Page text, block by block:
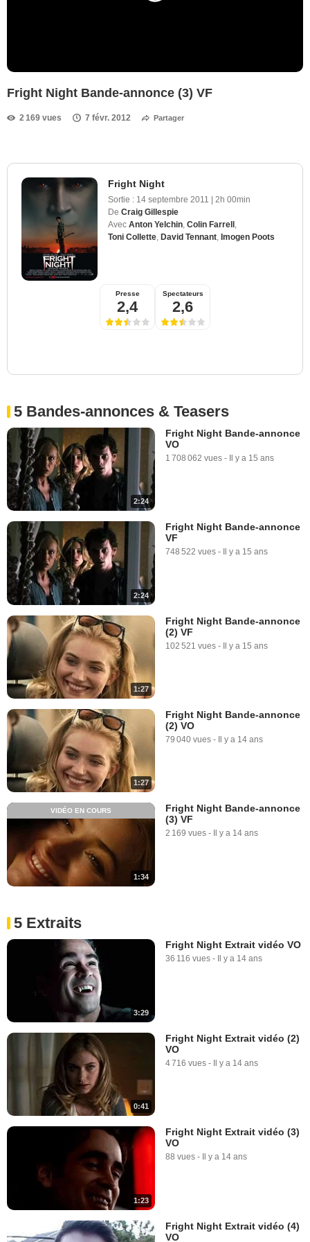
Fright Night Bande-annonce (3) VF
2 169 vues 7 févr. 2012 Partager
Fright Night
Sortie : 14 septembre 2011 | 2h 00min
De Craig Gillespie
Avec Anton Yelchin Colin Farrell
Toni Collette David Tennant Imogen Poots
Presse
2,4
Spectateurs
2,6
5 Bandes-annonces & Teasers
2:24
Fright Night Bande-annonce
VO
1 708 062 vues - Il y a 15 ans
2:24
Fright Night Bande-annonce
VF
748 522 vues - Il y a 15 ans
1:27
Fright Night Bande-annonce
(2) VF
102 521 vues - Il y a 15 ans
1:27
Fright Night Bande-annonce
(2) VO
79 040 vues - Il y a 14 ans
1:34
VIDÉO EN COURS
Fright Night Bande-annonce
(3) VF
2 169 vues - Il y a 14 ans
5 Extraits
3:29
Fright Night Extrait vidéo VO
36 116 vues - Il y a 14 ans
0:41
Fright Night Extrait vidéo (2)
VO
4 716 vues - Il y a 14 ans
1:23
Fright Night Extrait vidéo (3)
VO
88 vues - Il y a 14 ans
Fright Night Extrait vidéo (4)
VO